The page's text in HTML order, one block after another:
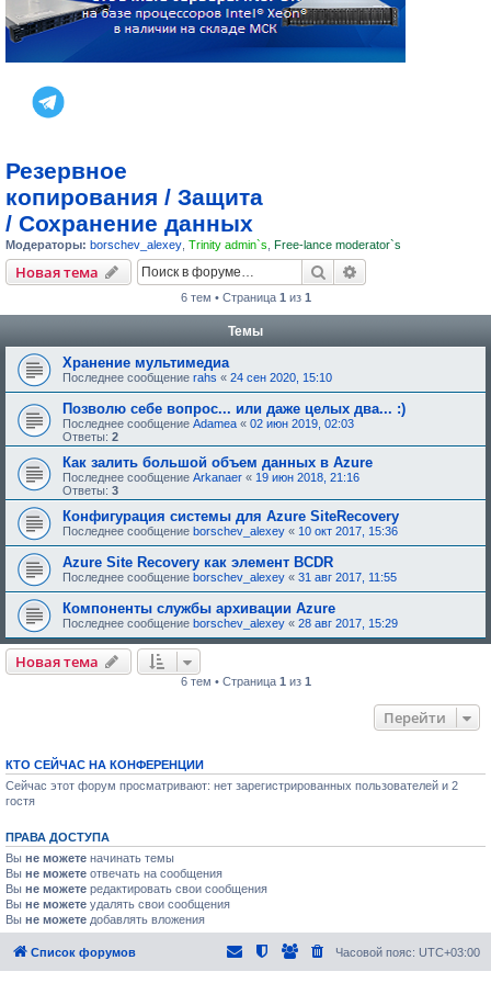
Резервное
копирования / Защита
/ Сохранение данных
Модераторы: borschev_alexey Trinity admin`s Free-lance moderator`s
Новая тема Поиск
6 тем • Страница 1 из 1
Темы
Хранение мультимедиа
Последнее сообщение rahs « 24 сен 2020, 15:10
Позволю себе вопрос... или даже целых два... :)
Последнее сообщение Adamea « 02 июн 2019, 02:03
Ответы: 2
Как залить большой объем данных в Azure
Последнее сообщение Arkanaer « 19 июн 2018, 21:16
Ответы: 3
Конфигурация системы для Azure SiteRecovery
Последнее сообщение borschev_alexey « 10 окт 2017, 15:36
Azure Site Recovery как элемент BCDR
Последнее сообщение borschev_alexey « 31 авг 2017, 11:55
Компоненты службы архивации Azure
Последнее сообщение borschev_alexey « 28 авг 2017, 15:29
Новая тема
6 тем • Страница 1 из 1
Перейти
КТО СЕЙЧАС НА КОНФЕРЕНЦИИ
Сейчас этот форум просматривают: нет зарегистрированных пользователей и 2
гостя
ПРАВА ДОСТУПА
Вы не можете начинать темы
Вы не можете отвечать на сообщения
Вы не можете редактировать свои сообщения
Вы не можете удалять свои сообщения
Вы не можете добавлять вложения
Список форумов Часовой пояс: UTC+03:00